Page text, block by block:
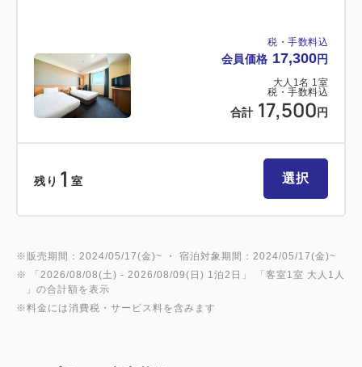
ウイルス感染症(COVID-19)の感染拡大を受け、お客
様に安心してご滞在をいただけるよう、対策を講じて
おります。
お客様の健康と安全を第一に考え、下記の取り組みを
＊実施内容＊
1.各客室階の廊下にアルコール消毒液を設置しており
ます
行っています
3.体温が37.0度以上のスタッフは出勤を停止していま
す
税・手数料込
会員価格 17,300円
大人 1 名 1 室
税・手数料込
合計 17,500 円
残り 1 室 選択
※販売期間：2024/05/17(金)~ ・ 宿泊対象期間：2024/05/17(金)~
※ 「 2026/08/08(土) - 2026/08/09(日) 1泊2日 」 「客室1室 大人1人
」の合計額を表示
※料金には消費税・サービス料を含みます